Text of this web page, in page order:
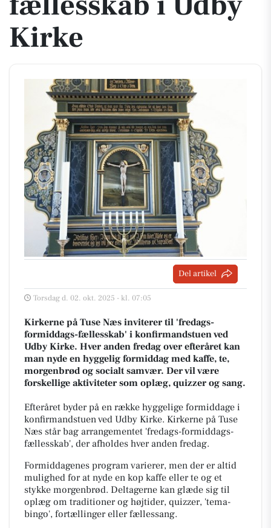
Kirke
Del artikel
Torsdag d. 02. okt. 2025 - kl. 07:05
Kirkerne på Tuse Næs inviterer til 'fredags-
formiddags-fællesskab' i konfirmandstuen ved
Udby Kirke. Hver anden fredag over efteråret kan
man nyde en hyggelig formiddag med kaffe, te,
morgenbrød og socialt samvær. Der vil være
forskellige aktiviteter som oplæg, quizzer og sang.
Efteråret byder på en række hyggelige formiddage i
konfirmandstuen ved Udby Kirke. Kirkerne på Tuse
Næs står bag arrangementet 'fredags-formiddags-
fællesskab', der afholdes hver anden fredag.
Formiddagenes program varierer, men der er altid
mulighed for at nyde en kop kaffe eller te og et
stykke morgenbrød. Deltagerne kan glæde sig til
oplæg om traditioner og højtider, quizzer, 'tema-
bingo', fortællinger eller fællessang.